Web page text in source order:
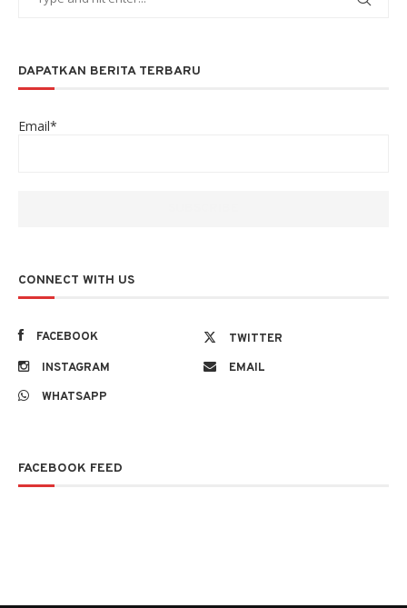
DAPATKAN BERITA TERBARU
Email*
CONNECT WITH US
FACEBOOK
TWITTER
INSTAGRAM
EMAIL
WHATSAPP
FACEBOOK FEED